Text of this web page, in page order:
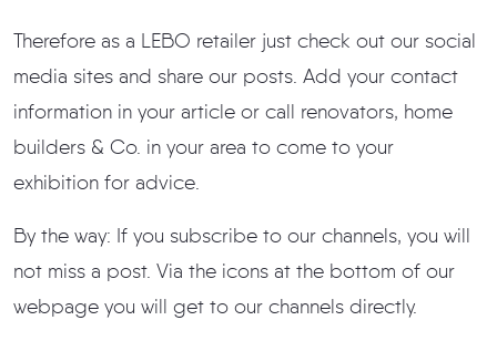
Therefore as a LEBO retailer just check out our social
media sites and share our posts. Add your contact
information in your article or call renovators, home
builders & Co. in your area to come to your
exhibition for advice.
By the way: If you subscribe to our channels, you will
not miss a post. Via the icons at the bottom of our
webpage you will get to our channels directly.